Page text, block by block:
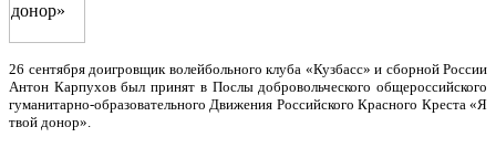
26 сентября доигровщик волейбольного клуба «Кузбасс» и сборной России
Антон Карпухов был принят в Послы добровольческого общероссийского
гуманитарно-образовательного Движения Российского Красного Креста «Я
твой донор».